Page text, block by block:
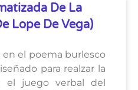
De La
Lope De Vega)
el poema burlesco
para realzar la
el juego verbal del